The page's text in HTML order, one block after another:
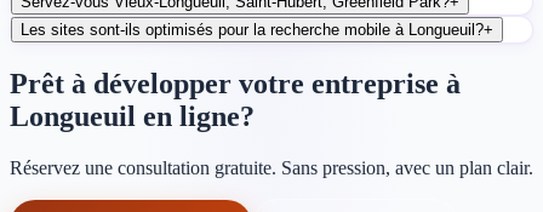
Les sites sont-ils optimisés pour la recherche mobile à Longueuil?+
Prêt à développer votre entreprise à
Longueuil en ligne?
Réservez une consultation gratuite. Sans pression, avec un plan clair.